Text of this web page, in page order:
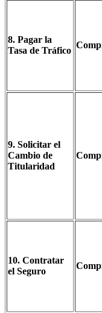
8. Pagar la
Tasa de Tráfico
9. Solicitar el
Cambio de
Titularidad
10. Contratar
el Seguro